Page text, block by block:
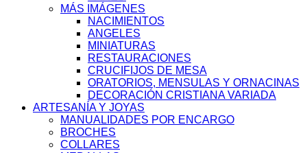
MÁS IMÁGENES
NACIMIENTOS
ANGELES
MINIATURAS
RESTAURACIONES
CRUCIFIJOS DE MESA
ORATORIOS, MENSULAS Y ORNACINAS
DECORACIÓN CRISTIANA VARIADA
ARTESANÍA Y JOYAS
MANUALIDADES POR ENCARGO
BROCHES
COLLARES